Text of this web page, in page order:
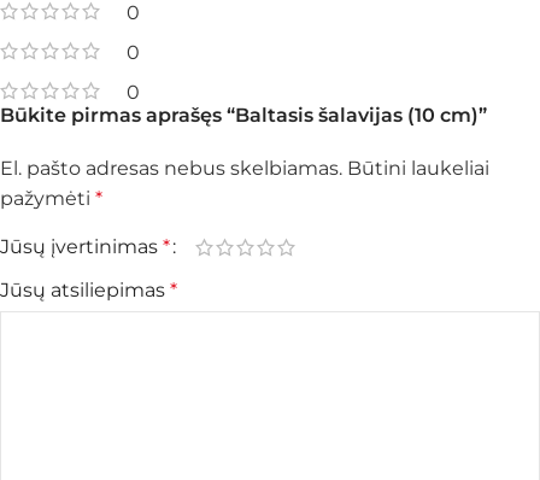
0
0
0
Būkite pirmas aprašęs “Baltasis šalavijas (10 cm)”
El. pašto adresas nebus skelbiamas. Būtini laukeliai
pažymėti *
Jūsų įvertinimas *
Jūsų atsiliepimas *